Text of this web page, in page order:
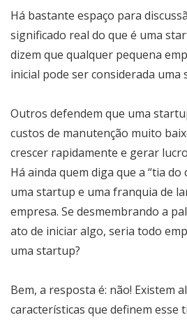
Há bastante espaço para
significado real do que é uma
dizem que qualquer pequena
inicial pode ser considerada uma
Outros defendem que uma
custos de manutenção muito
crescer rapidamente e gerar
Há ainda quem diga que a “tia
uma startup e uma franquia de
empresa. Se desmembrando a
ato de iniciar algo, seria todo
uma startup?
Bem, a resposta é: não! Existem
características que definem esse